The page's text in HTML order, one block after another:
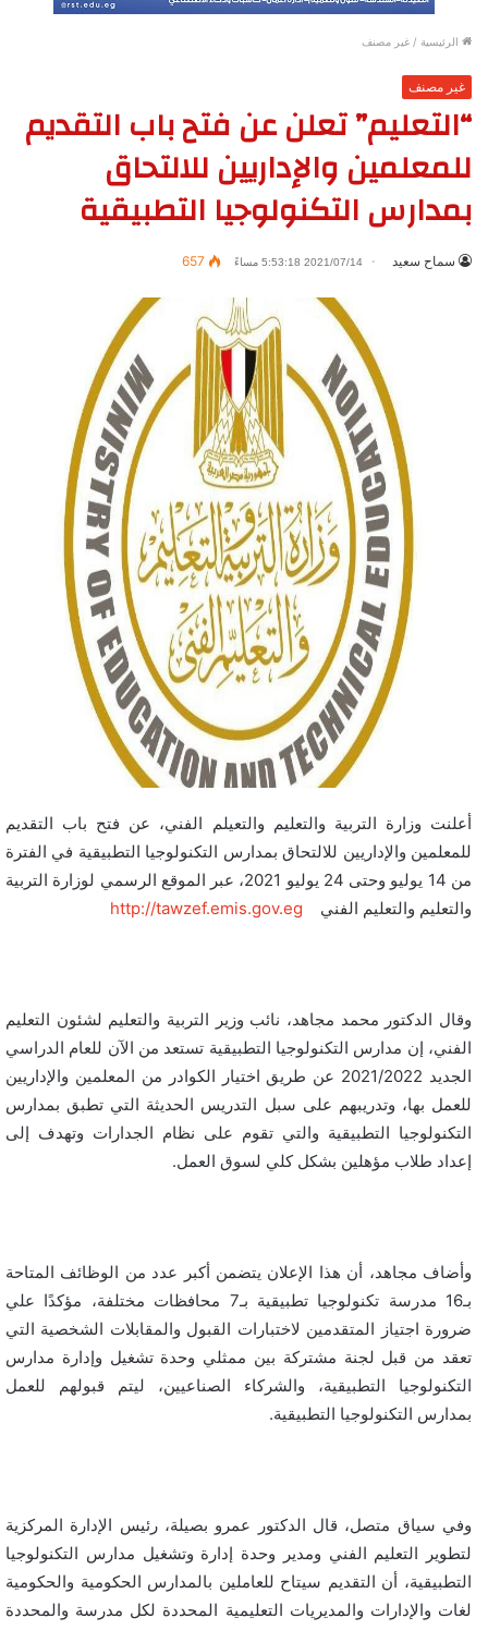
الرئيسية / غير مصنف
غير مصنف
“التعليم” تعلن عن فتح باب التقديم
للمعلمين والإداريين للالتحاق
بمدارس التكنولوجيا التطبيقية
سماح سعيد 2021/07/14 5:53:18 مساءً 657
أعلنت وزارة التربية والتعليم والتعيلم الفني، عن فتح باب التقديم
للمعلمين والإداريين للالتحاق بمدارس التكنولوجيا التطبيقية في الفترة
من 14 يوليو وحتى 24 يوليو 2021، عبر الموقع الرسمي لوزارة التربية
والتعليم والتعليم الفني
وقال الدكتور محمد مجاهد، نائب وزير التربية والتعليم لشئون التعليم
الفني، إن مدارس التكنولوجيا التطبيقية تستعد من الآن للعام الدراسي
الجديد 2021/2022 عن طريق اختيار الكوادر من المعلمين والإداريين
للعمل بها، وتدريبهم على سبل التدريس الحديثة التي تطبق بمدارس
التكنولوجيا التطبيقية والتي تقوم على نظام الجدارات وتهدف إلى
إعداد طلاب مؤهلين بشكل كلي لسوق العمل.
وأضاف مجاهد، أن هذا الإعلان يتضمن أكبر عدد من الوظائف المتاحة
بـ16 مدرسة تكنولوجيا تطبيقية بـ7 محافظات مختلفة، مؤكدًا علي
ضرورة اجتياز المتقدمين لاختبارات القبول والمقابلات الشخصية التي
تعقد من قبل لجنة مشتركة بين ممثلي وحدة تشغيل وإدارة مدارس
التكنولوجيا التطبيقية، والشركاء الصناعيين، ليتم قبولهم للعمل
بمدارس التكنولوجيا التطبيقية.
وفي سياق متصل، قال الدكتور عمرو بصيلة، رئيس الإدارة المركزية
لتطوير التعليم الفني ومدير وحدة إدارة وتشغيل مدارس التكنولوجيا
التطبيقية، أن التقديم سيتاح للعاملين بالمدارس الحكومية والحكومية
لغات والإدارات والمديريات التعليمية المحددة لكل مدرسة والمحددة